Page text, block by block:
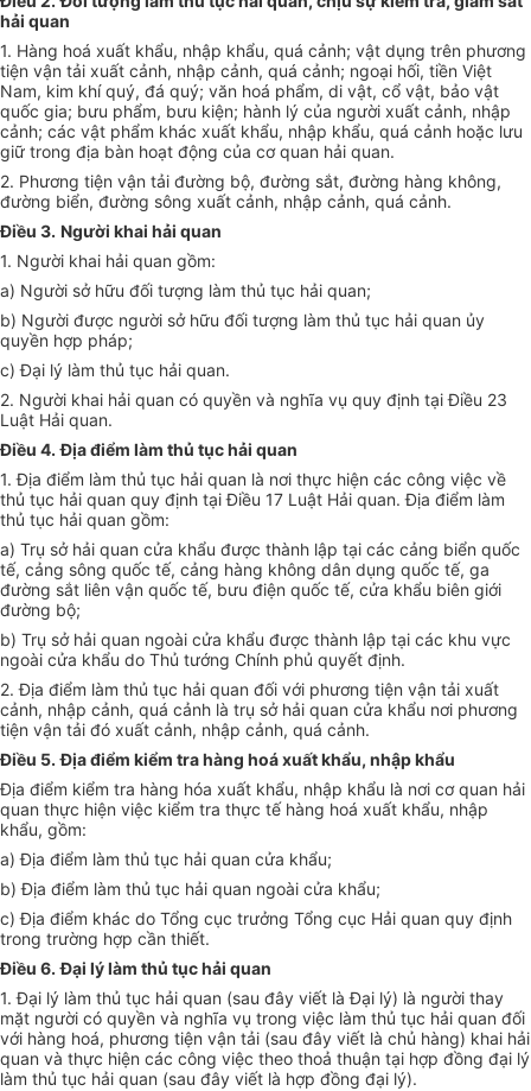
hải quan
1. Hàng hoá xuất khẩu, nhập khẩu, quá cảnh; vật dụng trên phương
tiện vận tải xuất cảnh, nhập cảnh, quá cảnh; ngoại hối, tiền Việt
Nam, kim khí quý, đá quý; văn hoá phẩm, di vật, cổ vật, bảo vật
quốc gia; bưu phẩm, bưu kiện; hành lý của người xuất cảnh, nhập
cảnh; các vật phẩm khác xuất khẩu, nhập khẩu, quá cảnh hoặc lưu
giữ trong địa bàn hoạt động của cơ quan hải quan.
2. Phương tiện vận tải đường bộ, đường sắt, đường hàng không,
đường biển, đường sông xuất cảnh, nhập cảnh, quá cảnh.
Điều 3. Người khai hải quan
1. Người khai hải quan gồm:
a) Người sở hữu đối tượng làm thủ tục hải quan;
b) Người được người sở hữu đối tượng làm thủ tục hải quan ủy
quyền hợp pháp;
c) Đại lý làm thủ tục hải quan.
2. Người khai hải quan có quyền và nghĩa vụ quy định tại Điều 23
Luật Hải quan.
Điều 4. Địa điểm làm thủ tục hải quan
1. Địa điểm làm thủ tục hải quan là nơi thực hiện các công việc về
thủ tục hải quan quy định tại Điều 17 Luật Hải quan. Địa điểm làm
thủ tục hải quan gồm:
a) Trụ sở hải quan cửa khẩu được thành lập tại các cảng biển quốc
tế, cảng sông quốc tế, cảng hàng không dân dụng quốc tế, ga
đường sắt liên vận quốc tế, bưu điện quốc tế, cửa khẩu biên giới
đường bộ;
b) Trụ sở hải quan ngoài cửa khẩu được thành lập tại các khu vực
ngoài cửa khẩu do Thủ tướng Chính phủ quyết định.
2. Địa điểm làm thủ tục hải quan đối với phương tiện vận tải xuất
cảnh, nhập cảnh, quá cảnh là trụ sở hải quan cửa khẩu nơi phương
tiện vận tải đó xuất cảnh, nhập cảnh, quá cảnh.
Điều 5. Địa điểm kiểm tra hàng hoá xuất khẩu, nhập khẩu
Địa điểm kiểm tra hàng hóa xuất khẩu, nhập khẩu là nơi cơ quan hải
quan thực hiện việc kiểm tra thực tế hàng hoá xuất khẩu, nhập
khẩu, gồm:
a) Địa điểm làm thủ tục hải quan cửa khẩu;
b) Địa điểm làm thủ tục hải quan ngoài cửa khẩu;
c) Địa điểm khác do Tổng cục trưởng Tổng cục Hải quan quy định
trong trường hợp cần thiết.
Điều 6. Đại lý làm thủ tục hải quan
1. Đại lý làm thủ tục hải quan (sau đây viết là Đại lý) là người thay
mặt người có quyền và nghĩa vụ trong việc làm thủ tục hải quan đối
với hàng hoá, phương tiện vận tải (sau đây viết là chủ hàng) khai hải
quan và thực hiện các công việc theo thoả thuận tại hợp đồng đại lý
làm thủ tục hải quan (sau đây viết là hợp đồng đại lý).